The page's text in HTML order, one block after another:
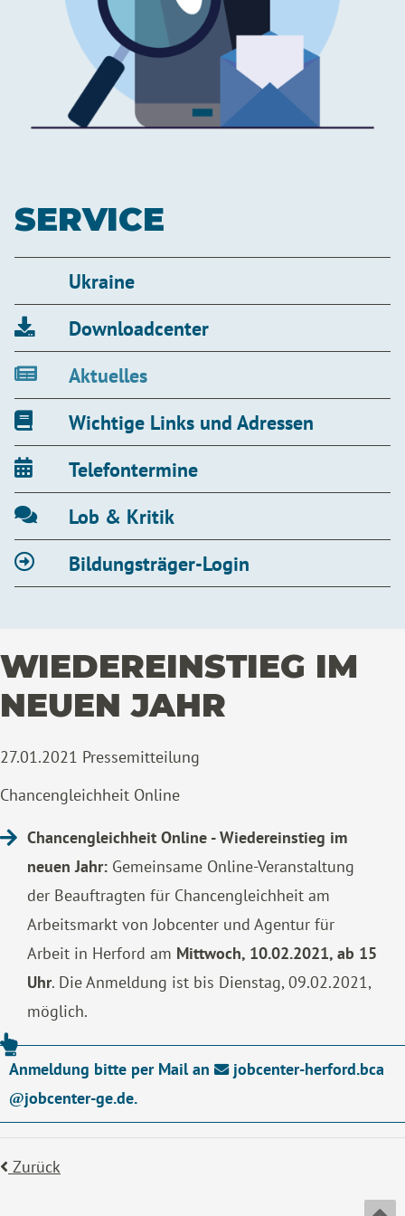
SERVICE
Ukraine
Downloadcenter
Aktuelles
Wichtige Links und Adressen
Telefontermine
Lob & Kritik
Bildungsträger-Login
WIEDEREINSTIEG IM
NEUEN JAHR
27.01.2021 Pressemitteilung
Chancengleichheit Online
Chancengleichheit Online - Wiedereinstieg im
neuen Jahr: Gemeinsame Online-Veranstaltung
der Beauftragten für Chancengleichheit am
Arbeitsmarkt von Jobcenter und Agentur für
Arbeit in Herford am Mittwoch, 10.02.2021, ab 15
Uhr. Die Anmeldung ist bis Dienstag, 09.02.2021,
möglich.
Anmeldung bitte per Mail an
jobcenter-herford.bca
jobcenter-ge.de.
Zurück